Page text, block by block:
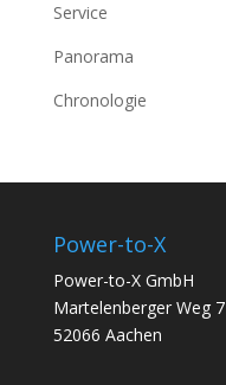
Service
Panorama
Chronologie
Power-to-X
Power-to-X GmbH
Martelenberger Weg 7
52066 Aachen